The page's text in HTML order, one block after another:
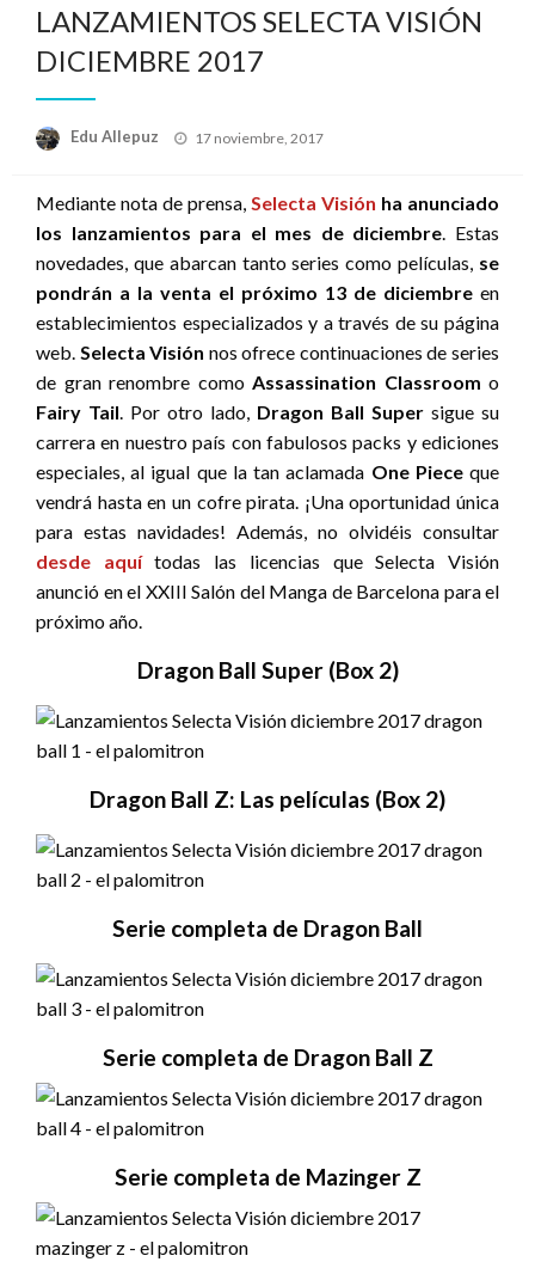
LANZAMIENTOS SELECTA VISIÓN
DICIEMBRE 2017
Edu Allepuz
Publicado
17 noviembre, 2017
Mediante nota de prensa, Selecta Visión ha anunciado
los lanzamientos para el mes de diciembre. Estas
novedades, que abarcan tanto series como películas, se
pondrán a la venta el próximo 13 de diciembre en
establecimientos especializados y a través de su página
web. Selecta Visión nos ofrece continuaciones de series
de gran renombre como Assassination Classroom o
Fairy Tail. Por otro lado, Dragon Ball Super sigue su
carrera en nuestro país con fabulosos packs y ediciones
especiales, al igual que la tan aclamada One Pieceque
vendrá hasta en un cofre pirata. ¡Una oportunidad única
para estas navidades! Además, no olvidéis consultar
desde aquítodas las licencias que Selecta Visión
anunció en el XXIII Salón del Manga de Barcelona para el
próximo año.
Dragon Ball Super (Box 2)
Dragon Ball Z: Las películas (Box 2)
Serie completa de Dragon Ball
Serie completa de Dragon Ball Z
Serie completa de Mazinger Z